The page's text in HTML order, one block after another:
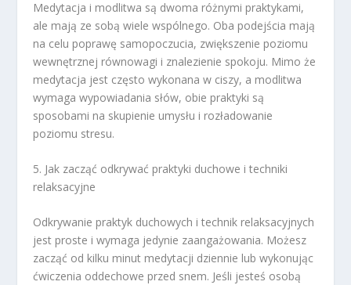
Medytacja i modlitwa są dwoma różnymi praktykami,
ale mają ze sobą wiele wspólnego. Oba podejścia mają
na celu poprawę samopoczucia, zwiększenie poziomu
wewnętrznej równowagi i znalezienie spokoju. Mimo że
medytacja jest często wykonana w ciszy, a modlitwa
wymaga wypowiadania słów, obie praktyki są
sposobami na skupienie umysłu i rozładowanie
poziomu stresu.
5. Jak zacząć odkrywać praktyki duchowe i techniki
relaksacyjne
Odkrywanie praktyk duchowych i technik relaksacyjnych
jest proste i wymaga jedynie zaangażowania. Możesz
zacząć od kilku minut medytacji dziennie lub wykonując
ćwiczenia oddechowe przed snem. Jeśli jesteś osobą